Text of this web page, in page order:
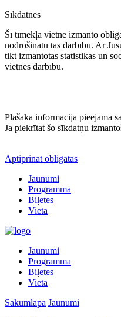
Sīkdatnes
Šī tīmekļa vietne izmanto
nodrošinātu tās darbību. Ar
tikt izmantotas statistikas un
vietnes darbību.
Plašāka informācija pieejama
Ja piekrītat šo sīkdatņu
Aptiprināt obligātās
Jaunumi
Programma
Biļetes
Vieta
Jaunumi
Programma
Biļetes
Vieta
Sākumlapa Jaunumi